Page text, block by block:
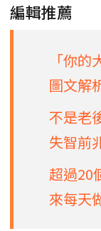
編輯推薦
「你
圖文解
不是老
失智前
超過20
來每天